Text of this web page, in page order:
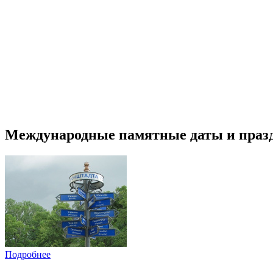
Международные памятные даты и
Подробнее